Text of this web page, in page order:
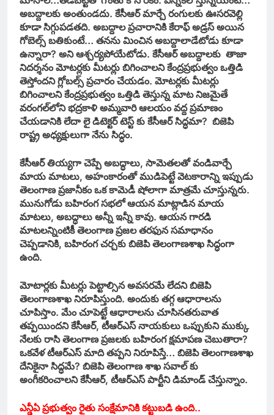
అబద్దాలకు అంతుండదు. కేసీఆర్‌ మార్చే రంగులకు ఊసరవెల్లి
కూడా సిగ్గుపడతది. అబద్దాల ప్రచారానికి కేరాఫ్‌ అడ్రస్‌ అయిన
గోబెల్స్‌ బతికుంటే… తనను మించిన అబద్దాలాడేటోడు కూడా
ఉన్నారా? అని ఆశ్చర్యపోయేటోడు. కేసీఆర్‌ అబద్దాలకు తాజా
నిదర్శనం మోటర్లకు మీటర్లు బిగించాలని కేంద్రప్రభుత్వం ఒత్తిడి
తెస్తోందని గ్లోబల్స్‌ ప్రచారం చేయడం. మోటర్లకు మీటర్లు
బిగించాలని కేంద్రప్రభుత్వం ఒత్తిడి తెస్తున్న మాట నిజమైతే
వరంగల్‌లోని భద్రకాళి అమ్మవారి ఆలయం వద్ద ప్రమాణం
చేయడానికి లేదా లై డిటెక్టర్‌ టెస్ట్‌ కు కేసీఆర్‌ సిద్ధమా? బిజెపి
రాష్ట్ర అధ్యక్షులుగా నేను సిద్ధం.
కేసీఆర్‌ తియ్యగా చెప్పే అబద్ధాలు, సామెతలతో వండివార్చే
మాయ మాటలు, అహంకారంతో ముడిపెట్టే వెటకారాన్ని ఇప్పుడు
తెలంగాణ ప్రజానీకం ఒక కామెడీ షోలాగా మాత్రమే చూస్తున్నరు.
మునుగోడు బహిరంగ సభలో ఆయన మాట్లాడిన మాయ
మాటలు, అబద్ధాలు అన్నీ ఇన్నీ కావు. ఆయన గారడి
మాటలన్నింటికీ తెలంగాణ ప్రజల తరఫున సమాధానం
చెప్పడానికి, బహిరంగ చర్చకు బిజెపి తెలంగాణశాఖ సిద్ధంగా
ఉంది.
మోటార్లకు మీటర్లు పెట్టాల్సిన అవసరమే లేదని బిజెపి
తెలంగాణశాఖ నిరూపిస్తుంది. అందుకు తగ్గ ఆధారాలను
చూపిస్తాం. మేం చూపెట్టే ఆధారాలను చూసినతరువాత
తప్పయిందని కేసీఆర్‌, టీఆర్‌ఎస్‌ నాయకులు ఒప్పుకుని ముక్కు
నేలకు రాసి తెలంగాణ ప్రజలకు బహిరంగ క్షమాపణ చెబుతారా?
ఒకవేళ టీఆర్‌ఎస్‌ మాది తప్పని నిరూపిస్తే… బిజెపి తెలంగాణశాఖ
దేనికైనా సిద్ధమే? బిజెపి తెలంగాణ శాఖ సవాల్‌ కు
అంగీకరించాలని కేసీఆర్‌, టీఆర్‌ఎస్‌ పార్టీని డిమాండ్‌ చేస్తున్నాం.
ఎన్డీఏ ప్రభుత్వం రైతు సంక్షేమానికి కట్టుబడి ఉంది..